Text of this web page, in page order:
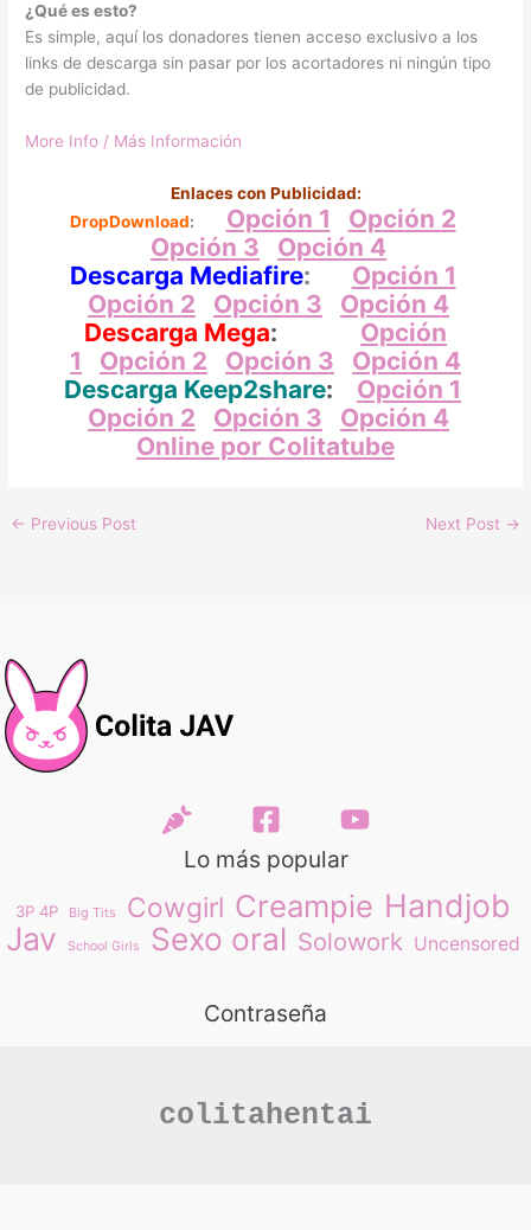
¿Qué es esto?
Es simple, aquí los donadores tienen acceso exclusivo a los
links de descarga sin pasar por los acortadores ni ningún tipo
de publicidad.
More Info / Más Información
Enlaces con Publicidad:
DropDownload: Opción 1
Opción 2
Opción 3
Opción 4
Descarga Mediafire: Opción 1
Opción 2
Opción 3
Opción 4
Descarga Mega: Opción
1
Opción 2 Opción 3
Opción 4
Descarga Keep2share: Opción 1
Opción 2 Opción 3
Opción 4
Online por Colitatube
← Previous Post Next Post →
Lo más popular
3P 4P Big Tits Cowgirl Creampie Handjob
Jav
School Girls Sexo oral Solowork Uncensored
Contraseña
colitahentai